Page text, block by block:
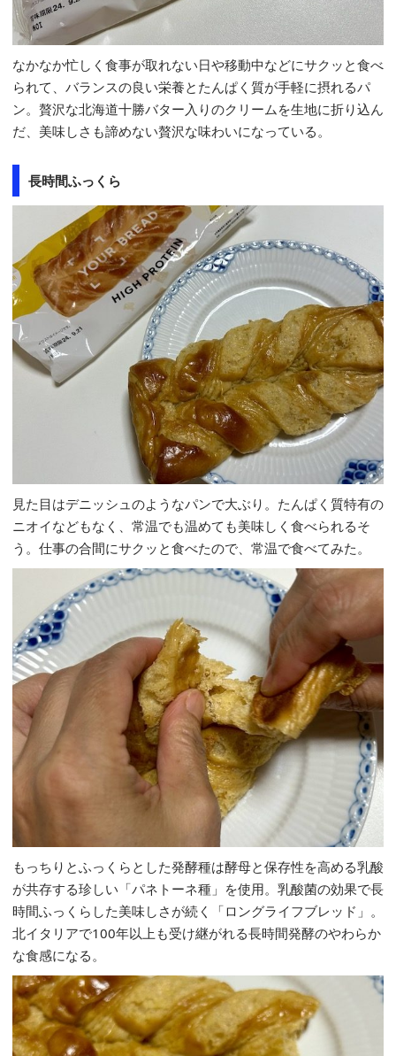
なかなか忙しく食事が取れない日や移動中などにサクッと食べ
られて、バランスの良い栄養とたんぱく質が手軽に摂れるパ
ン。贅沢な北海道十勝バター入りのクリームを生地に折り込ん
だ、美味しさも諦めない贅沢な味わいになっている。
長時間ふっくら
見た目はデニッシュのようなパンで大ぶり。たんぱく質特有の
ニオイなどもなく、常温でも温めても美味しく食べられるそ
う。仕事の合間にサクッと食べたので、常温で食べてみた。
もっちりとふっくらとした発酵種は酵母と保存性を高める乳酸
が共存する珍しい「パネトーネ種」を使用。乳酸菌の効果で長
時間ふっくらした美味しさが続く「ロングライフブレッド」。
北イタリアで100年以上も受け継がれる長時間発酵のやわらか
な食感になる。